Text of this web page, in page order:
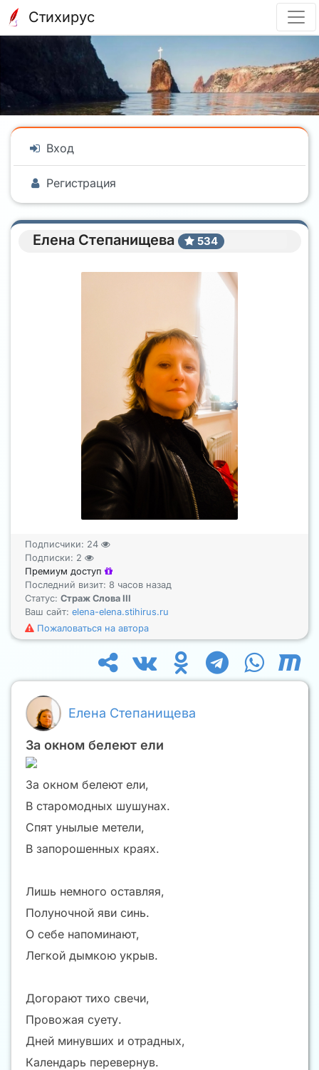
Стихирус
Вход
Регистрация
Елена Степанищева 534
Подписчики: 24
Подписки: 2
Премиум доступ
Последний визит: 8 часов назад
Статус: Страж Слова III
Ваш сайт: elena-elena.stihirus.ru
Пожаловаться на автора
Елена Степанищева
За окном белеют ели
За окном белеют ели,
В старомодных шушунах.
Спят унылые метели,
В запорошенных краях.
Лишь немного оставляя,
Полуночной яви синь.
О себе напоминают,
Легкой дымкою укрыв.
Догорают тихо свечи,
Провожая суету.
Дней минувших и отрадных,
Календарь перевернув.